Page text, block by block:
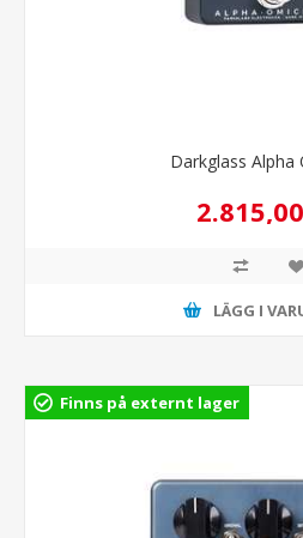
Darkglass Alpha
LÄGG I
Finns på externt lager